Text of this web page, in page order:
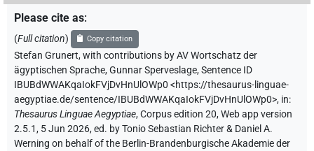
Please cite as:
(Full citation) Copy citation
Stefan Grunert,with contributions byAV Wortschatz der
ägyptischen Sprache,Gunnar Sperveslage,Sentence ID
IBUBdWWAKqaIokFVjDvHnUlOWp0 <https://thesaurus-linguae-
aegyptiae.de/sentence/IBUBdWWAKqaIokFVjDvHnUlOWp0>, in:
Thesaurus Linguae Aegyptiae,Corpus edition 20, Web app version
2.5.1, 5 Jun 2026, ed. by Tonio Sebastian Richter & Daniel A.
Werning on behalf of the Berlin-Brandenburgische Akademie der